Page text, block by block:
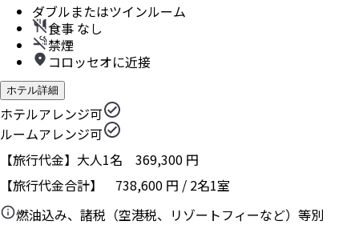
ダブルまたはツインルーム
食事 なし
禁煙
コロッセオに近接
ホテル詳細
ホテルアレンジ可
ルームアレンジ可
【旅行代金】大人1名 369,300 円
【旅行代金合計】 738,600 円 / 2名1室
燃油込み、諸税（空港税、リゾートフィーなど）等別